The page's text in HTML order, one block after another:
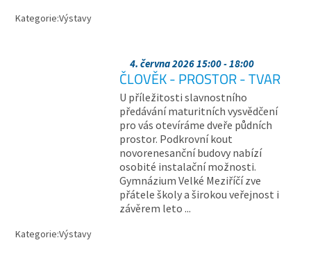
Kategorie:Výstavy
4. června 2026 15:00 - 18:00
ČLOVĚK - PROSTOR - TVAR
U příležitosti slavnostního
předávání maturitních vysvědčení
pro vás otevíráme dveře půdních
prostor. Podkrovní kout
novorenesanční budovy nabízí
osobité instalační možnosti.
Gymnázium Velké Meziříčí zve
přátele školy a širokou veřejnost i
závěrem leto ...
Kategorie:Výstavy